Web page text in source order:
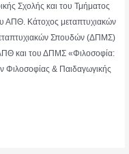
Σχολής και του Τμήματος
ΑΠΘ. Κάτοχος μεταπτυχιακών
Σπουδών (ΔΠΜΣ)
και του ΔΠΜΣ «Φιλοσοφία:
Φιλοσοφίας & Παιδαγωγικής